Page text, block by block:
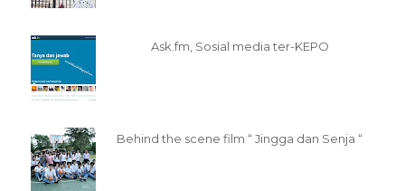
Ask.fm, Sosial media ter-KEPO
Behind the scene film “ Jingga dan Senja “